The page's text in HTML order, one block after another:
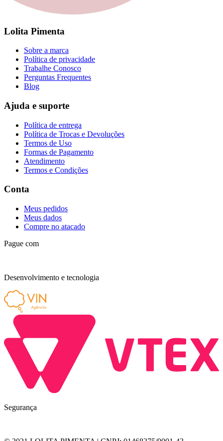
Lolita Pimenta
Sobre a marca
Política de privacidade
Trabalhe Conosco
Perguntas Frequentes
Blog
Ajuda e suporte
Política de entrega
Política de Trocas e Devoluções
Termos de Uso
Formas de Pagamento
Atendimento
Termos e Condições
Conta
Meus pedidos
Meus dados
Compre no atacado
Pague com
Desenvolvimento e tecnologia
Segurança